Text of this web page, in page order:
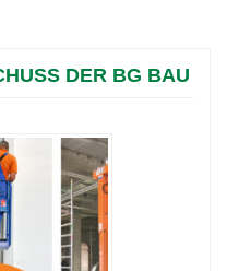
DER BG BAU